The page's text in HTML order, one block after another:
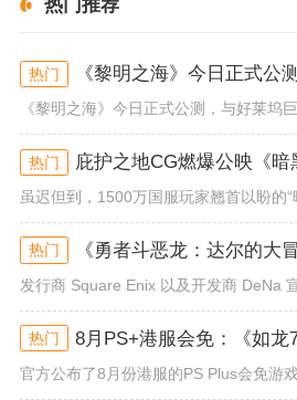
热门推荐
热门 《黎明之海》今日正式公测
热门
热门
热门